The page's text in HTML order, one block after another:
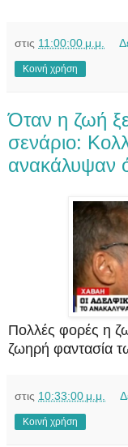
στις 11:00:00 μ.μ.
Κοινή χρήση
Όταν η ζωή
σενάριο:
ανακάλυψαν
Πολλές φορές η
ζωηρή φαντασία
στις 10:33:00 μ.μ.
Κοινή χρήση